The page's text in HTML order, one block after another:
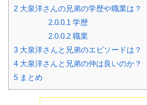
2 大泉洋さんの兄弟の学歴や職業は？
2.0.0.1 学歴
2.0.0.2 職業
3 大泉洋さんと兄弟のエピソードは？
4 大泉洋さんと兄弟の仲は良いのか？
5 まとめ